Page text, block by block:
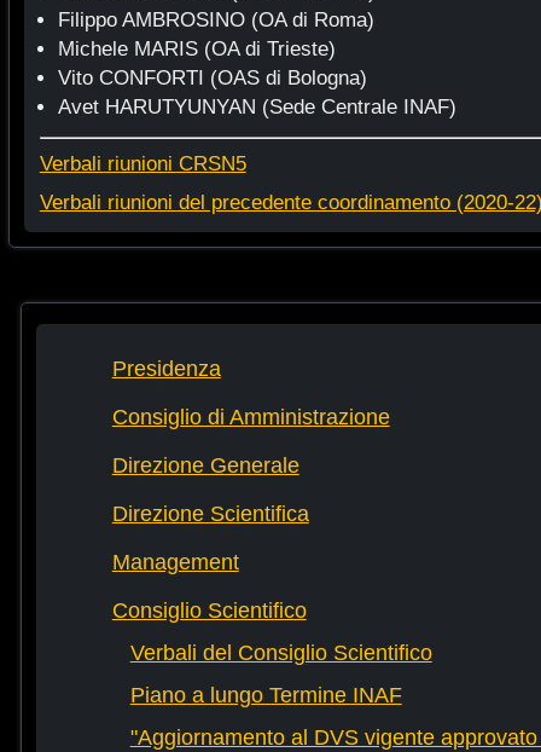
Filippo AMBROSINO (OA di Roma)
Michele MARIS (OA di Trieste)
Vito CONFORTI (OAS di Bologna)
Avet HARUTYUNYAN (Sede Centrale INAF)
Verbali riunioni CRSN5
Verbali riunioni del precedente coordinamento (2020-
Presidenza
Consiglio di Amministrazione
Direzione Generale
Direzione Scientifica
Management
Consiglio Scientifico
Verbali del Consiglio Scientifico
Piano a lungo Termine INAF
"Aggiornamento al DVS vigente